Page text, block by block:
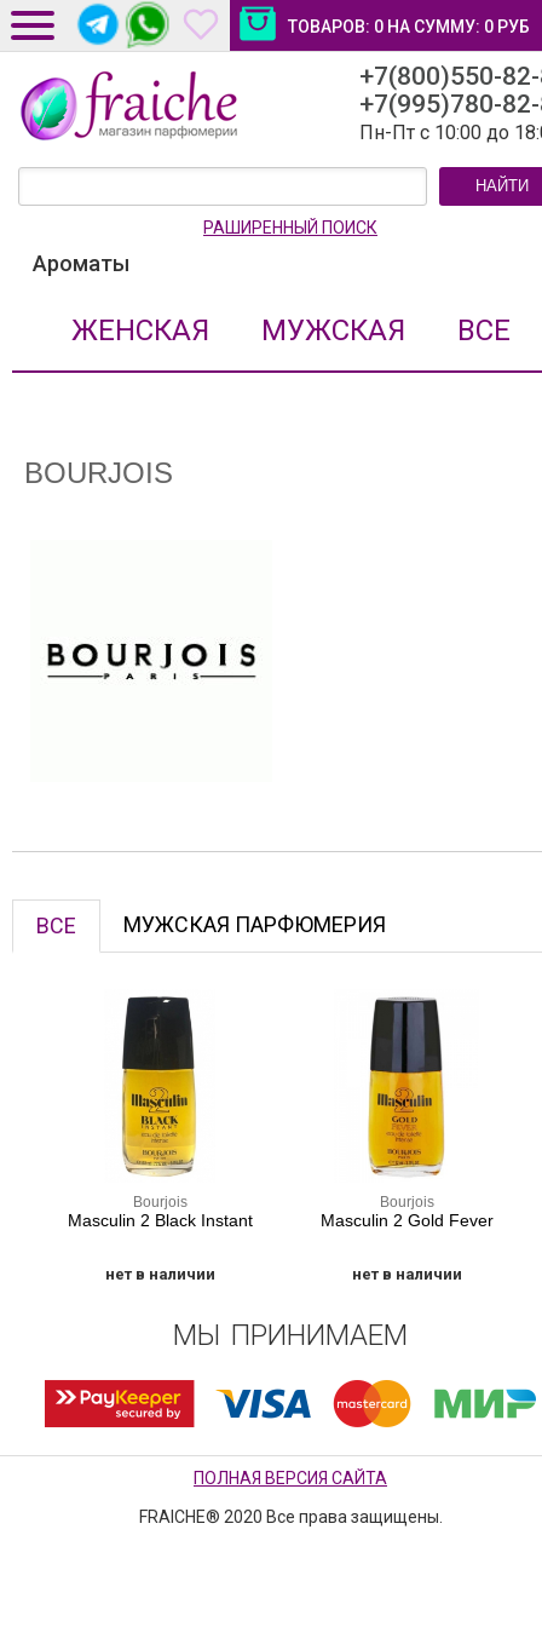
ТОВАРОВ: 0 НА СУММУ: 0 РУБ
ДОСТАВКА И ОПЛАТА
НОВОСТИ И СТАТЬИ
+7(800)550-
+7(995)780-
Пн-Пт с 10:00 до
НАЙТИ
РАШИРЕННЫЙ ПОИСК
Ароматы
ЖЕНСКАЯ МУЖСКАЯ ВСЕ
BOURJOIS
ВСЕ МУЖСКАЯ ПАРФЮМЕРИЯ
Bourjois
Masculin 2 Black Instant
нет в наличии
Bourjois
Masculin 2 Gold Fever
нет в наличии
МЫ ПРИНИМАЕМ
ПОЛНАЯ ВЕРСИЯ САЙТА
FRAICHE® 2020 Все права защищены.